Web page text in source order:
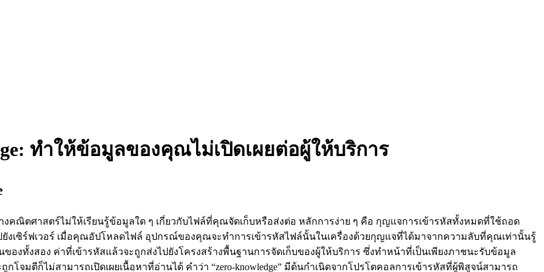
ทำให้ข้อมูลของคุณไม่เปิดเผยต่อผู้ให้บริการ
างคณิตศาสตร์ไม่ให้เรียนรู้ข้อมูลใด ๆ เกี่ยวกับไฟล์ที่คุณจัดเก็บหรือส่งต่อ หลักการง่าย ๆ คือ กุญแจการเข้ารหัสทั้งหมดที่ใช้ถอด
ยังเซิร์ฟเวอร์ เมื่อคุณอัปโหลดไฟล์ อุปกรณ์ของคุณจะทำการเข้ารหัสไฟล์นั้นในเครื่องด้วยกุญแจที่ได้มาจากความลับที่คุณเท่านั้นรู้
งทั้งสอง ค่าที่เข้ารหัสแล้วจะถูกส่งไปยังโครงสร้างพื้นฐานการจัดเก็บของผู้ให้บริการ ซึ่งทำหน้าที่เป็นเพียงภาชนะรับข้อมูล
จมตีก็ไม่สามารถเปิดเผยเนื้อหาที่อ่านได้ คำว่า “zero‑knowledge” มีต้นกำเนิดจากโปรโตคอลการเข้ารหัสที่ผู้พิสูจน์สามารถ